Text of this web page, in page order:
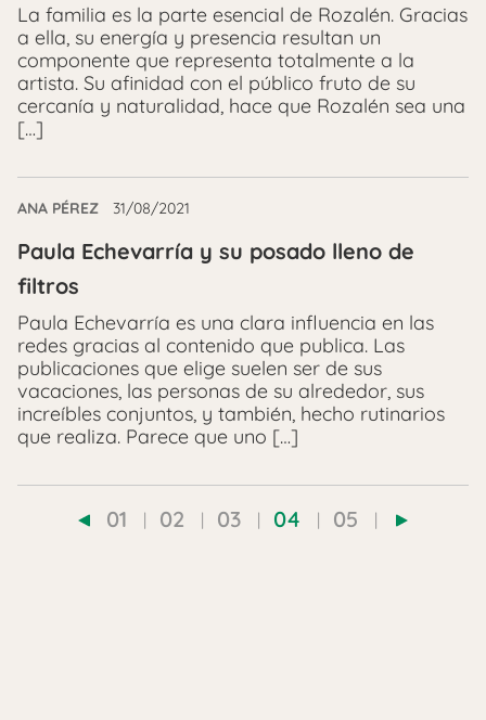
La familia es la parte esencial de Rozalén. Gracias
a ella, su energía y presencia resultan un
componente que representa totalmente a la
artista. Su afinidad con el público fruto de su
cercanía y naturalidad, hace que Rozalén sea una
[…]
ANA PÉREZ 31/08/2021
Paula Echevarría y su posado lleno de
filtros
Paula Echevarría es una clara influencia en las
redes gracias al contenido que publica. Las
publicaciones que elige suelen ser de sus
vacaciones, las personas de su alrededor, sus
increíbles conjuntos, y también, hecho rutinarios
que realiza. Parece que uno […]
01 02 03 04 05